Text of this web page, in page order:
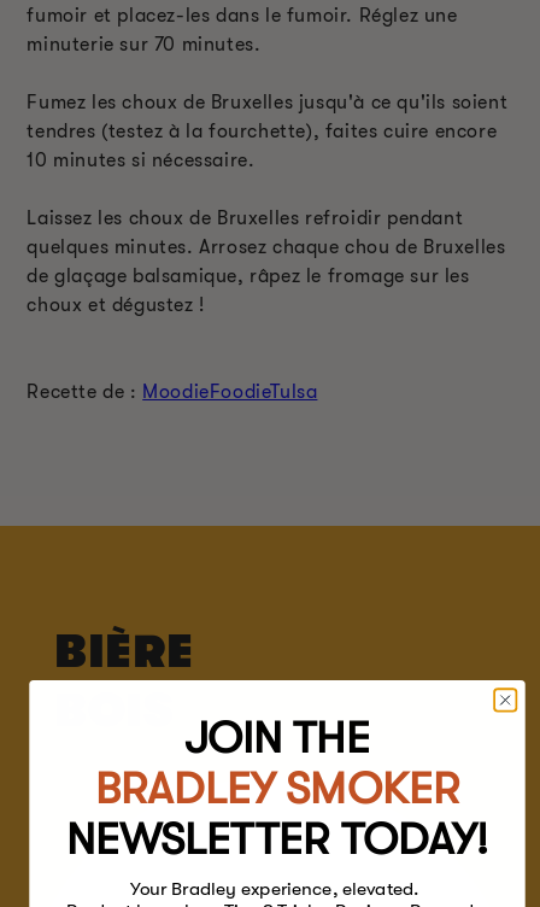
fumoir et placez-les dans le fumoir. Réglez une
minuterie sur 70 minutes.
Fumez les choux de Bruxelles jusqu'à ce qu'ils soient
tendres (testez à la fourchette), faites cuire encore
10 minutes si nécessaire.
Laissez les choux de Bruxelles refroidir pendant
quelques minutes. Arrosez chaque chou de Bruxelles
de glaçage balsamique, râpez le fromage sur les
choux et dégustez !
Recette de : MoodieFoodieTulsa
BIÈRE
JOIN THE
BRADLEY SMOKER
NEWSLETTER TODAY!
Your Bradley experience, elevated.